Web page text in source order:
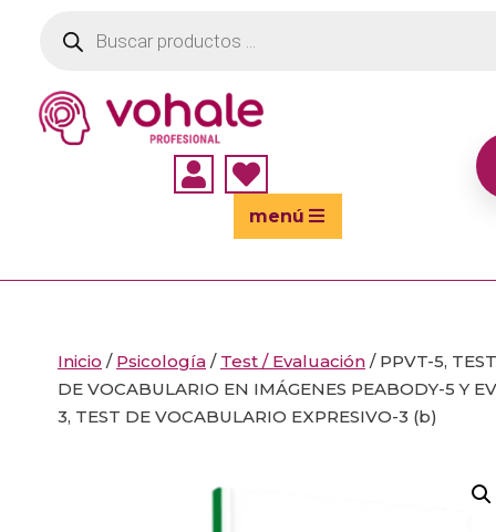
productos
 
menú
Inicio / Psicología / Test / Evaluación / PPVT-5, TEST
DE VOCABULARIO EN IMÁGENES PEABODY-5 Y
3, TEST DE VOCABULARIO EXPRESIVO-3 (b)